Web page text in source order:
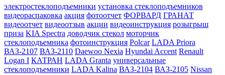
электростеклоподъемники установка стеклоподъемников
видеораспаковка акция фотоотчет ФОРВАРД ГРАНАТ
видеоотчет видеоотзыв акции видеоинструкция розыгрыш
приза KIA Spectra доводчик стекол моторчик
стеклоподъемника фотоинструкция Polcar LADA Priora
ВАЗ-2107 ВАЗ-2110 Daewoo Nexia Hyundai Accent Renault
Logan I КАТРАН LADA Granta универсальные
стеклоподъемники LADA Kalina ВАЗ-2104 ВАЗ-2105 Nissan